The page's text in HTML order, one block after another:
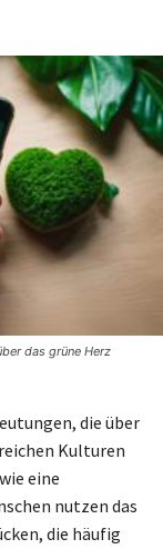
das grüne Herz
die über
Kulturen
eine
nutzen das
die häufig